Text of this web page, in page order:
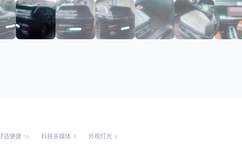
适便捷 16 科技多媒体 8 外观灯光 6